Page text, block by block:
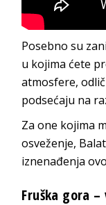
Posebno su
u kojima ćete
atmosfere,
podsećaju na
Za one kojima
osveženje,
iznenađenja
Fruška gora